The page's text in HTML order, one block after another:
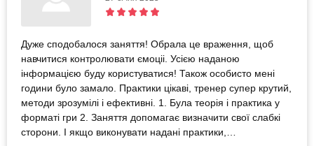
Дуже сподобалося заняття! Обрала це враження, щоб
навчитися контролювати ємоціі. Усією наданою
інформацією буду користуватися! Також особисто мені
години було замало. Практики цікаві, тренер супер крутий,
методи зрозумілі і ефективні. 1. Була теорія і практика у
форматі гри 2. Заняття допомагає визначити свої слабкі
сторони. І якщо виконувати надані практики,